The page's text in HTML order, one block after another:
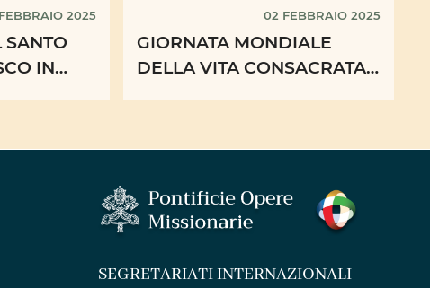
FEBBRAIO 2025
SANTO
IN
02 FEBBRAIO 2025
GIORNATA MONDIALE
DELLA VITA CONSACRATA:
SEGRETARIATI INTERNAZIONALI